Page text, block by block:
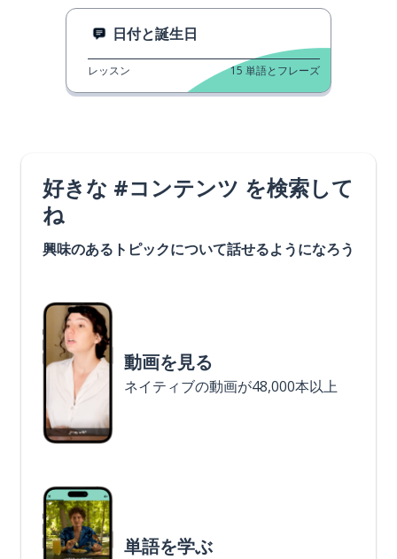
日付と誕生日
レッスン 15 単語とフレーズ
好きな #コンテンツ を検索して
ね
興味のあるトピックについて話せるようになろう
動画を見る
ネイティブの動画が48,000本以上
単語を学ぶ